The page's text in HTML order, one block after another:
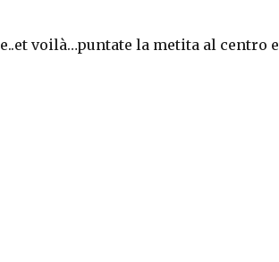
voilà…puntate la metita al centro e